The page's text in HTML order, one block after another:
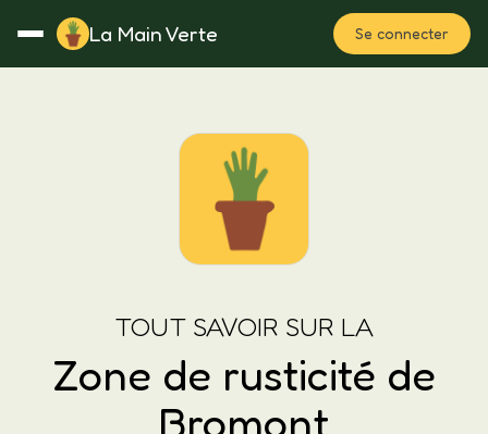
La Main Verte Se connecter
Notes Fertilisation
TOUT SAVOIR SUR LA
Zone de rusticité de
Bromont